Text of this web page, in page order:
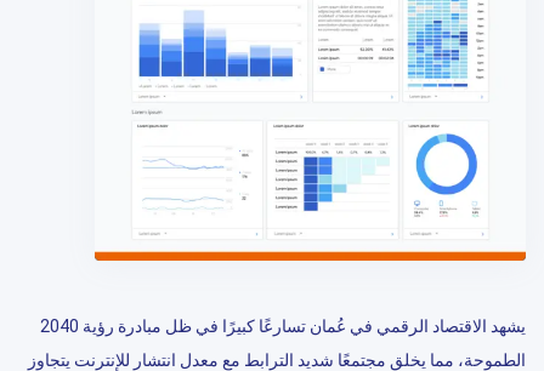
يشهد الاقتصاد الرقمي في عُمان تسارعًا كبيرًا في ظل مبادرة رؤية 2040
الطموحة، مما يخلق مجتمعًا شديد الترابط مع معدل انتشار للإنترنت يتجاوز